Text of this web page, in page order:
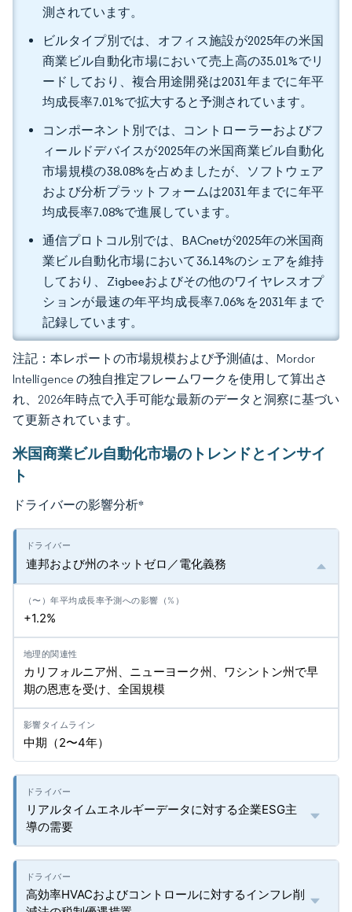
測されています。
ビルタイプ別では、オフィス施設が2025年の米国
商業ビル自動化市場において売上高の35.01%でリ
ードしており、複合用途開発は2031年までに年平
均成長率7.01%で拡大すると予測されています。
コンポーネント別では、コントローラーおよびフ
ィールドデバイスが2025年の米国商業ビル自動化
市場規模の38.08%を占めましたが、ソフトウェア
および分析プラットフォームは2031年までに年平
均成長率7.08%で進展しています。
通信プロトコル別では、BACnetが2025年の米国商
業ビル自動化市場において36.14%のシェアを維持
しており、Zigbeeおよびその他のワイヤレスオプ
ションが最速の年平均成長率7.06%を2031年まで
記録しています。
注記：本レポートの市場規模および予測値は、Mordor
Intelligence の独自推定フレームワークを使用して算出さ
れ、2026年時点で入手可能な最新のデータと洞察に基づい
て更新されています。
米国商業ビル自動化市場のトレンドとインサイ
ト
ドライバーの影響分析*
連邦および州のネットゼロ／電化義務
+1.2%
カリフォルニア州、ニューヨーク州、ワシントン州で早
期の恩恵を受け、全国規模
中期（2〜4年）
リアルタイムエネルギーデータに対する企業ESG主
導の需要
高効率HVACおよびコントロールに対するインフレ削